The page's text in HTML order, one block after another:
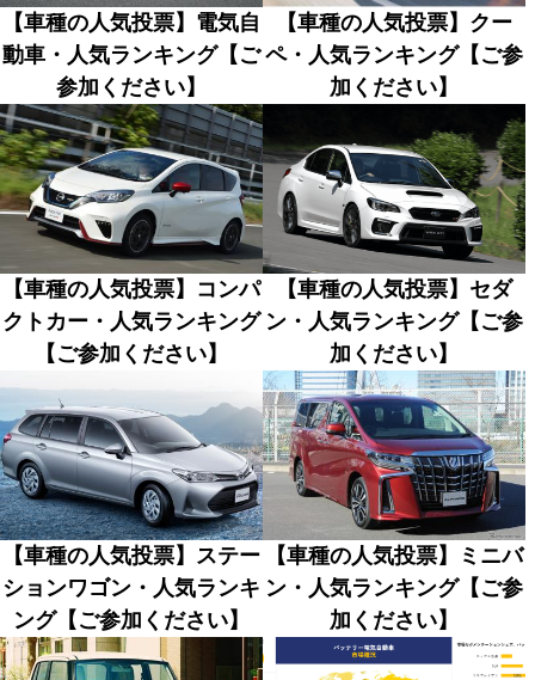
【車種の人気投票】電気自
動車・人気ランキング【ご
参加ください】
【車種の人気投票】クー
ペ・人気ランキング【ご参
加ください】
【車種の人気投票】コンパ
クトカー・人気ランキング
【ご参加ください】
【車種の人気投票】セダ
ン・人気ランキング【ご参
加ください】
【車種の人気投票】ステー
ションワゴン・人気ランキ
ング【ご参加ください】
【車種の人気投票】ミニバ
ン・人気ランキング【ご参
加ください】